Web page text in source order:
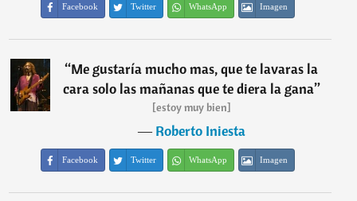
Facebook Twitter WhatsApp Imagen
“Me gustaría mucho mas, que te lavaras la
cara solo las mañanas que te diera la gana”
[estoy muy bien]
―Roberto Iniesta
Facebook Twitter WhatsApp Imagen